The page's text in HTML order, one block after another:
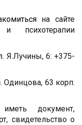
на сайте
психотерапии
Я.Лучины, 6: +375-
Одинцова, 63 корп.
документ,
свидетельство о